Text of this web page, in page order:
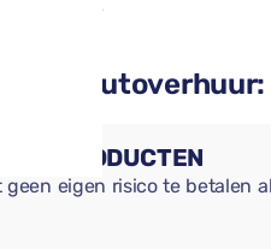
Apple CarPlay
uw autoverhuur:
eigen risico te betalen